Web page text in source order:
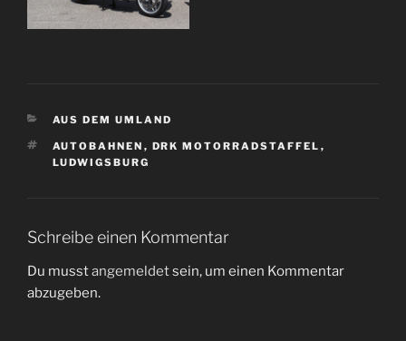
KATEGORIEN
AUS DEM UMLAND
SCHLAGWÖRTER
AUTOBAHNEN , DRK MOTORRADSTAFFEL ,
LUDWIGSBURG
Schreibe einen Kommentar
Du musstangemeldetsein, um einen Kommentar
abzugeben.